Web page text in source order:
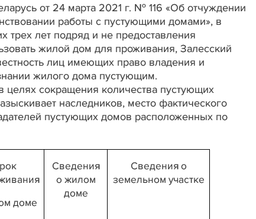
от 24 марта 2021 г. № 116 «Об отчуждении
работы с пустующими домами», в
трех лет подряд и не предоставления
жилой дом для проживания, Залесский
лиц имеющих право владения и
жилого дома пустующим.
целях сокращения количества пустующих
наследников, место фактического
пустующих домов расположенных по
доме
Сведения
о жилом
доме
Сведения о
земельном участке